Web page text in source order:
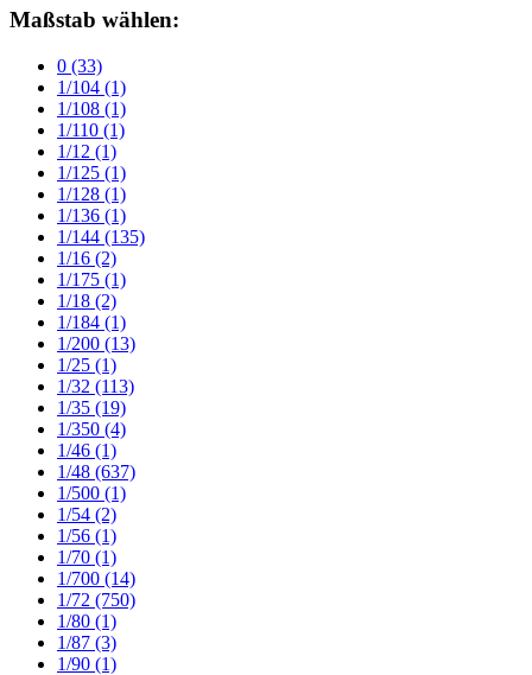
Maßstab wählen:
0 (33)
1/104 (1)
1/108 (1)
1/110 (1)
1/12 (1)
1/125 (1)
1/128 (1)
1/136 (1)
1/144 (135)
1/16 (2)
1/175 (1)
1/18 (2)
1/184 (1)
1/200 (13)
1/25 (1)
1/32 (113)
1/35 (19)
1/350 (4)
1/46 (1)
1/48 (637)
1/500 (1)
1/54 (2)
1/56 (1)
1/70 (1)
1/700 (14)
1/72 (750)
1/80 (1)
1/87 (3)
1/90 (1)